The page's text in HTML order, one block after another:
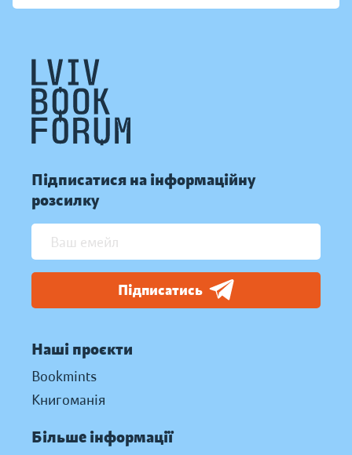
Підписатися на інформаційну
розсилку
Підписатись
Наші проєкти
Bookmints
Книгоманія
Більше інформації